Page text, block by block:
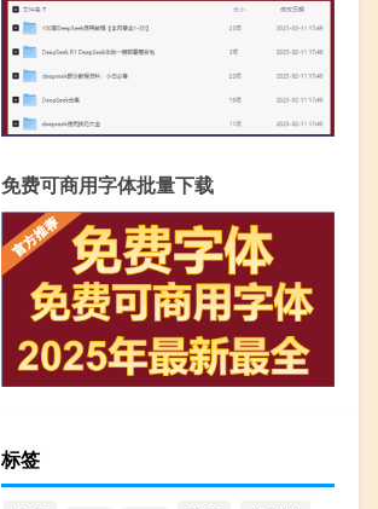
免费可商用字体批量下载
标签